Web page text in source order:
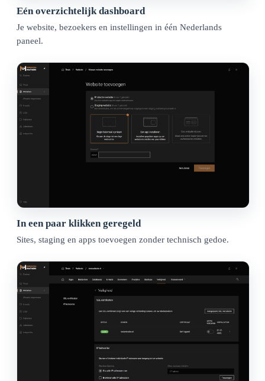
Eén overzichtelijk dashboard
Je website, bezoekers en instellingen in één Nederlands
paneel.
In een paar klikken geregeld
Sites, staging en apps toevoegen zonder technisch gedoe.